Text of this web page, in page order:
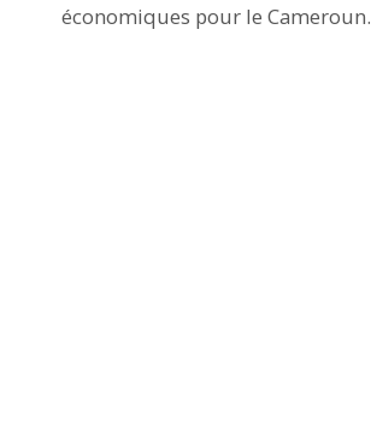
économiques pour le Cameroun.